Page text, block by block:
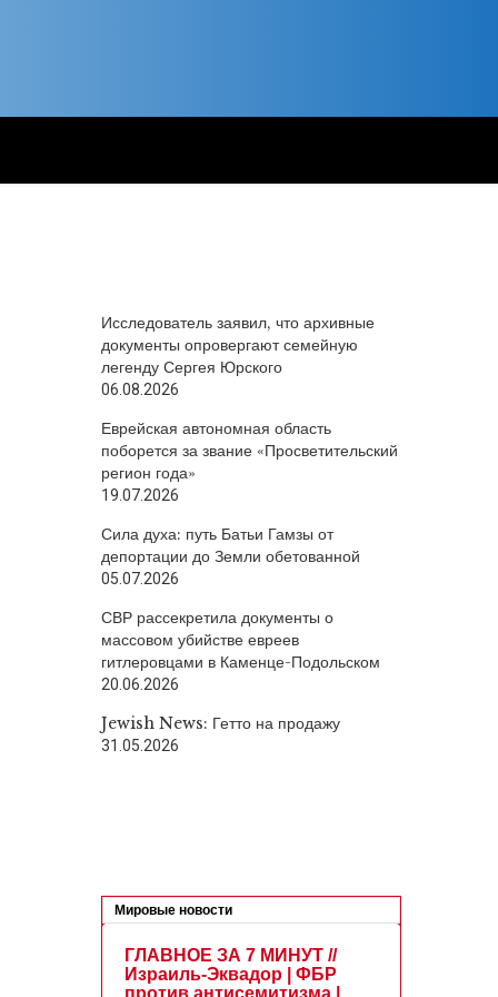
Исследователь заявил, что архивные
документы опровергают семейную
легенду Сергея Юрского
06.08.2026
Еврейская автономная область
поборется за звание «Просветительский
регион года»
19.07.2026
Сила духа: путь Батьи Гамзы от
депортации до Земли обетованной
05.07.2026
СВР рассекретила документы о
массовом убийстве евреев
гитлеровцами в Каменце-Подольском
20.06.2026
Jewish News: Гетто на продажу
31.05.2026